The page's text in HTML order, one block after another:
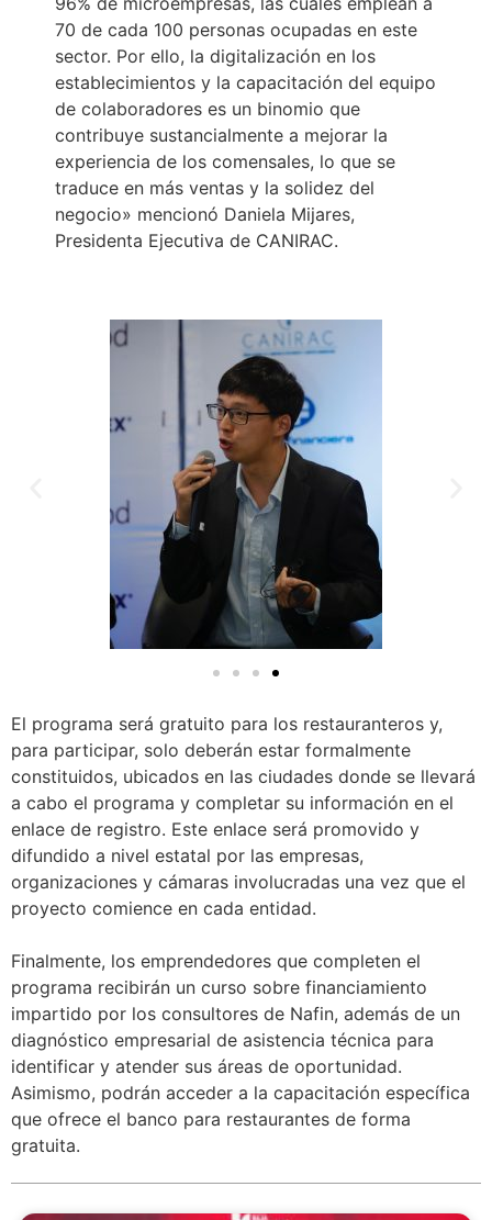
70 de cada 100 personas ocupadas en este
sector. Por ello, la digitalización en los
establecimientos y la capacitación del equipo
de colaboradores es un binomio que
contribuye sustancialmente a mejorar la
experiencia de los comensales, lo que se
traduce en más ventas y la solidez del
negocio» mencionó Daniela Mijares,
Presidenta Ejecutiva de CANIRAC.
El programa será gratuito para los restauranteros y,
para participar, solo deberán estar formalmente
constituidos, ubicados en las ciudades donde se llevará
a cabo el programa y completar su información en el
enlace de registro. Este enlace será promovido y
difundido a nivel estatal por las empresas,
organizaciones y cámaras involucradas una vez que el
proyecto comience en cada entidad.
Finalmente, los emprendedores que completen el
programa recibirán un curso sobre financiamiento
impartido por los consultores de Nafin, además de un
diagnóstico empresarial de asistencia técnica para
identificar y atender sus áreas de oportunidad.
Asimismo, podrán acceder a la capacitación específica
que ofrece el banco para restaurantes de forma
gratuita.